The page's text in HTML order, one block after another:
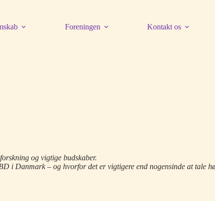
Foreningen Kontakt os
og vigtige budskaber.
i Danmark – og hvorfor det er vigtigere end nogensinde at tale